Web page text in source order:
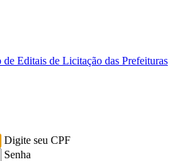
Editais de Licitação das Prefeituras
Digite seu CPF
Senha